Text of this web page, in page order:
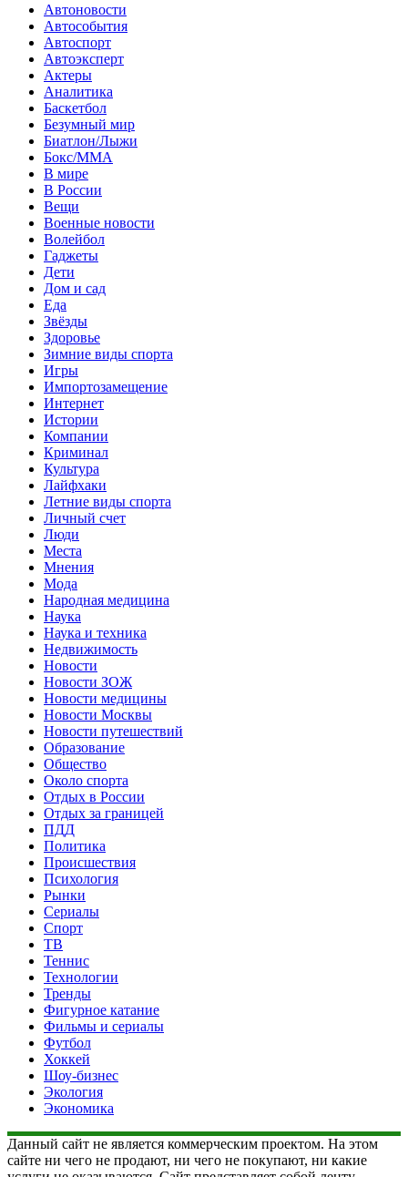
Автоновости
Автособытия
Автоспорт
Автоэксперт
Актеры
Аналитика
Баскетбол
Безумный мир
Биатлон/Лыжи
Бокс/MMA
В мире
В России
Вещи
Военные новости
Волейбол
Гаджеты
Дети
Дом и сад
Еда
Звёзды
Здоровье
Зимние виды спорта
Игры
Импортозамещение
Интернет
Истории
Компании
Криминал
Культура
Лайфхаки
Летние виды спорта
Личный счет
Люди
Места
Мнения
Мода
Народная медицина
Наука
Наука и техника
Недвижимость
Новости
Новости ЗОЖ
Новости медицины
Новости Москвы
Новости путешествий
Образование
Общество
Около спорта
Отдых в России
Отдых за границей
ПДД
Политика
Происшествия
Психология
Рынки
Сериалы
Спорт
ТВ
Теннис
Технологии
Тренды
Фигурное катание
Фильмы и сериалы
Футбол
Хоккей
Шоу-бизнес
Экология
Экономика
Данный сайт не является коммерческим проектом. На этом
сайте ни чего не продают, ни чего не покупают, ни какие